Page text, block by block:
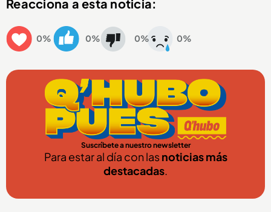
Reacciona a esta noticia:
0% 0% 0% 0%
Suscríbete a nuestro newsletter
Para estar al día con lasnoticias más
destacadas.